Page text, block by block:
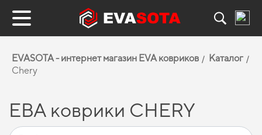
EVASOTA - интернет магазин EVA ковриков
Каталог
Chery
ЕВА коврики CHERY